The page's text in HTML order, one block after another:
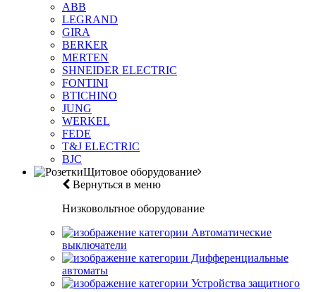
ABB
LEGRAND
GIRA
BERKER
MERTEN
SHNEIDER ELECTRIC
FONTINI
BTICHINO
JUNG
WERKEL
FEDE
T&J ELECTRIC
BJC
Щитовое оборудование
Вернуться в меню
Низковольтное оборудование
Автоматические
выключатели
Дифференциальные
автоматы
Устройства защитного